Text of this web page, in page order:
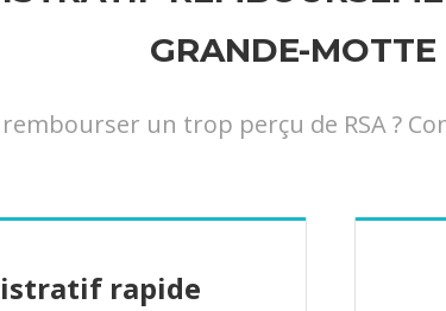
GRANDE-
rembourser un trop perçu de RSA ?
rapide